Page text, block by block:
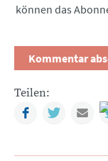
können das
Teilen:
FacebookTwitter